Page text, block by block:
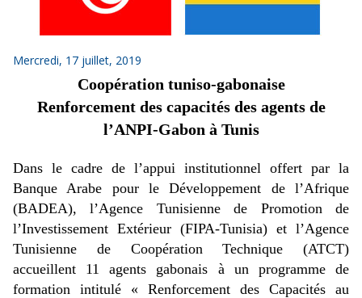
Mercredi, 17 juillet, 2019
Coopération tuniso-gabonaise
Renforcement des capacités des agents de
l’ANPI-Gabon à Tunis
Dans le cadre de l’appui institutionnel offert par la
Banque Arabe pour le Développement de l’Afrique
(BADEA), l’Agence Tunisienne de Promotion de
l’Investissement Extérieur (FIPA-Tunisia) et l’Agence
Tunisienne de Coopération Technique (ATCT)
accueillent 11 agents gabonais à un programme de
formation intitulé « Renforcement des Capacités au